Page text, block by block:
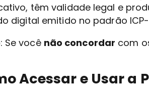
têm validade legal e
digital emitido no padrão
: Se você não concordar com
Acessar e Usar a